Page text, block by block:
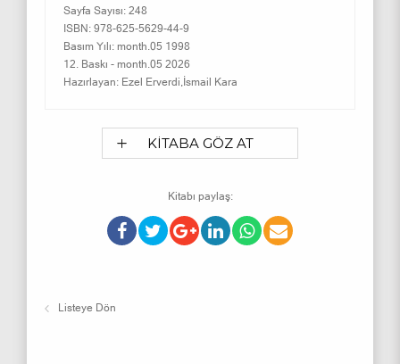
Sayfa Sayısı: 248
ISBN: 978-625-5629-44-9
Basım Yılı: month.05 1998
12. Baskı - month.05 2026
Hazırlayan: Ezel Erverdi,İsmail Kara
KİTABA GÖZ AT
Kitabı paylaş:
Listeye Dön